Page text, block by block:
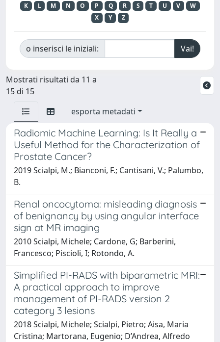
K
L M N O P Q R S T U V
W
X
Y Z
o inserisci le iniziali:
Mostrati risultati da 11 a
15 di 15
esporta metadati
Radiomic Machine Learning: Is It Really a
Useful Method for the Characterization of
Prostate Cancer?
2019 Scialpi, M.; Bianconi, F.; Cantisani, V.; Palumbo,
B.
Renal oncocytoma: misleading diagnosis
of benignancy by using angular interface
sign at MR imaging
2010 Scialpi, Michele; Cardone, G; Barberini,
Francesco; Piscioli, I; Rotondo, A.
Simplified PI-RADS with biparametric MRI:
A practical approach to improve
management of PI-RADS version 2
category 3 lesions
2018 Scialpi, Michele; Scialpi, Pietro; Aisa, Maria
Cristina; Martorana, Eugenio; D’Andrea, Alfredo